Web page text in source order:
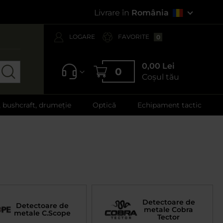
Livrare în România
LOGARE FAVORITE 0
0
0,00 Lei
Coșul tău
bushcraft, drumeție Optică Echipament tactic
Detectoare de
metale C.Scope
Detectoare de
metale Cobra
Tector